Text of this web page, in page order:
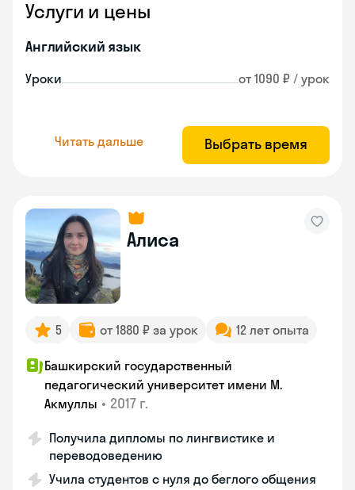
Услуги и цены
Английский язык
Уроки от 1090 ₽ / урок
Читать дальше Выбрать время
Алиса
5 от 1880 ₽ за урок 12 лет опыта
Башкирский государственный
педагогический университет имени М.
Акмуллы • 2017 г.
Получила дипломы по лингвистике и
переводоведению
Учила студентов с нуля до беглого общения